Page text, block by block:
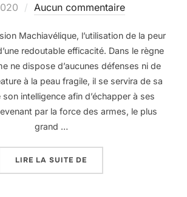
Aucun commentaire
Machiavélique, l’utilisation de la peur
redoutable efficacité. Dans le règne
ne dispose d’aucunes défenses ni de
à la peau fragile, il se servira de sa
intelligence afin d’échapper à ses
par la force des armes, le plus
grand …
LIRE LA SUITE DE